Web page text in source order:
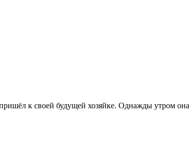
к своей будущей хозяйке. Однажды утром